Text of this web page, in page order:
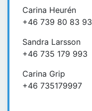
Carina Heurén
+46 739 80 83 93
Sandra Larsson
+46 735 179 993
Carina Grip
+46 735179997